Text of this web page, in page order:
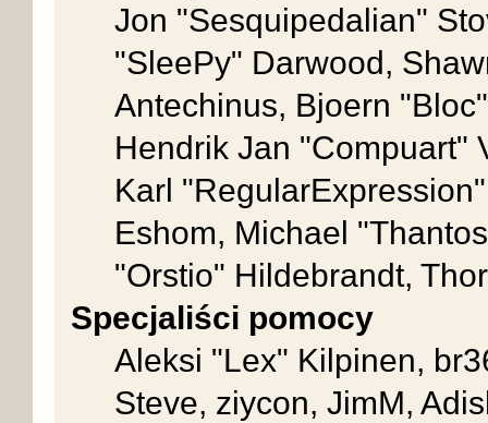
Jon "Sesquipedalian"
"SleePy" Darwood,
Antechinus, Bjoern
Hendrik Jan "Compuart"
Karl
Eshom, Michael
"Orstio" Hildebrandt,
Specjaliści pomocy
Aleksi "Lex" Kilpinen,
Steve, ziycon, JimM,